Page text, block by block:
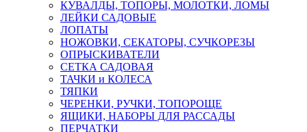
КУВАЛДЫ, ТОПОРЫ, МОЛОТКИ, ЛОМЫ
ЛЕЙКИ САДОВЫЕ
ЛОПАТЫ
НОЖОВКИ, СЕКАТОРЫ, СУЧКОРЕЗЫ
ОПРЫСКИВАТЕЛИ
СЕТКА САДОВАЯ
ТАЧКИ и КОЛЕСА
ТЯПКИ
ЧЕРЕНКИ, РУЧКИ, ТОПОРОЩЕ
ЯЩИКИ, НАБОРЫ ДЛЯ РАССАДЫ
ПЕРЧАТКИ